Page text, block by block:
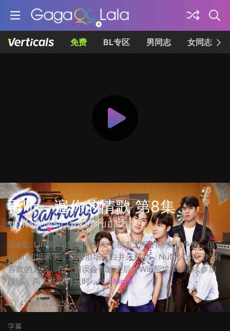
免费 BL专区 男同志 女同志
再听一遍你的情歌 第8集
ขอฟังอีกครั้ง เพลงรักของเธอ
第8集: Lin和Nut的恋情引发了朋友之间的冲突和争执，但
在Lin的坦承下，原来那场告白并未成功，Nut的心中已经有
喜欢的人了。在一切误会都解决后，Win帮忙Nut继续参加
排练，两人共度时光时，N... More
47m泰国2025
字幕